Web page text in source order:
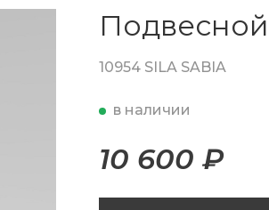
10954 SILA SABIA
в наличии
10 600 ₽